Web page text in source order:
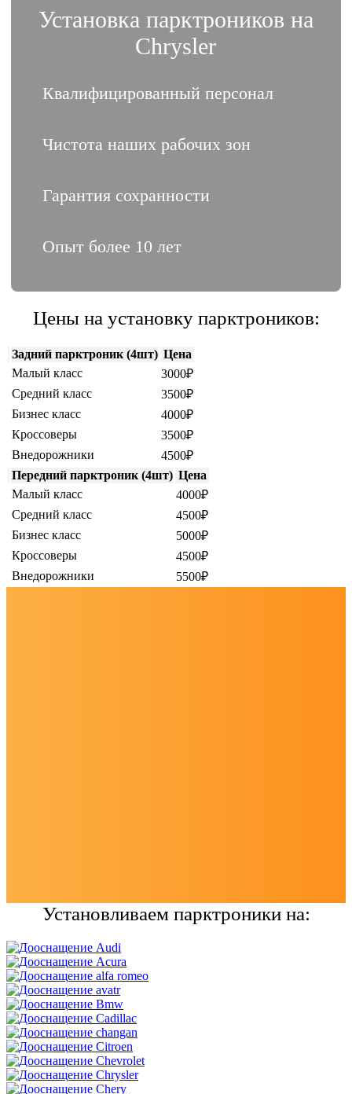
Установка парктроников на
Chrysler
Квалифицированный персонал
Чистота наших рабочих зон
Гарантия сохранности
Опыт более 10 лет
Цены на установку парктроников:
Задний парктроник (4шт) Цена
Малый класс
3000₽
Средний класс
3500₽
Бизнес класс
4000₽
Кроссоверы
3500₽
Внедорожники
4500₽
Передний парктроник (4шт) Цена
Малый класс
4000₽
Средний класс
4500₽
Бизнес класс
5000₽
Кроссоверы
4500₽
Внедорожники
5500₽
Установливаем парктроники на: